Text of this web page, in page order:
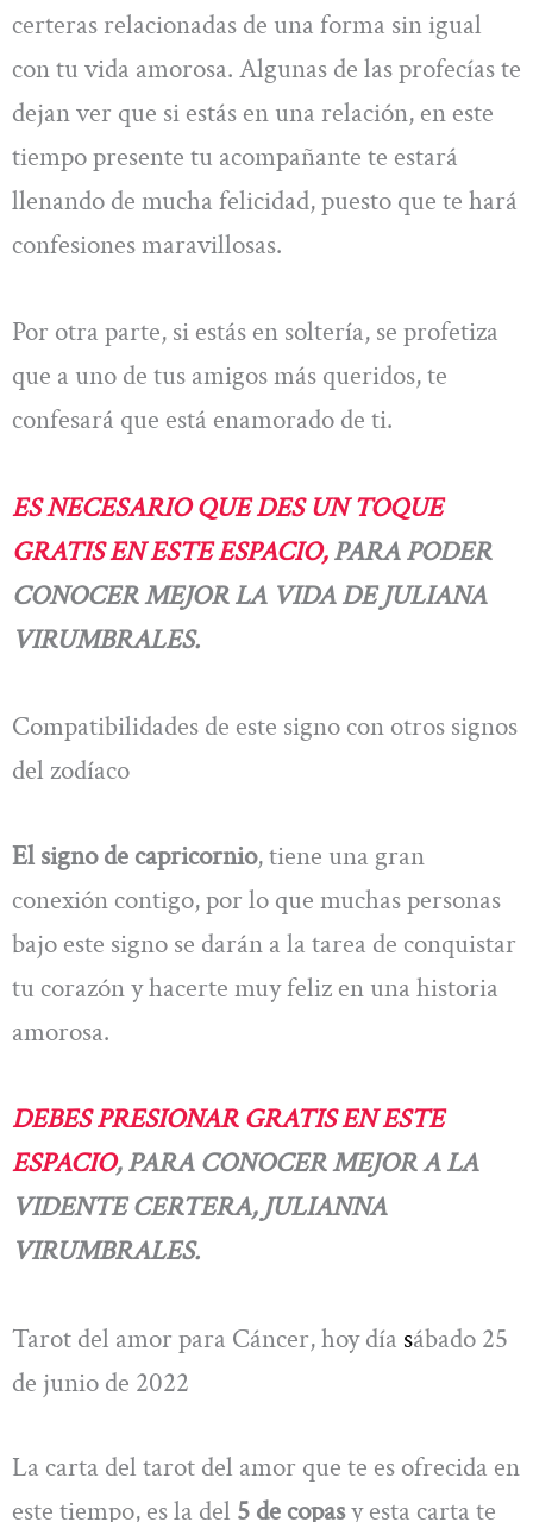
certeras relacionadas de una forma sin igual
con tu vida amorosa. Algunas de las profecías te
dejan ver que si estás en una relación, en este
tiempo presente tu acompañante te estará
llenando de mucha felicidad, puesto que te hará
confesiones maravillosas.
Por otra parte, si estás en soltería, se profetiza
que a uno de tus amigos más queridos, te
confesará que está enamorado de ti.
ES NECESARIO QUE DES UN TOQUE
GRATIS EN ESTE ESPACIO,PARA PODER
CONOCER MEJOR LA VIDA DE JULIANA
VIRUMBRALES.
Compatibilidades de este signo con otros signos
del zodíaco
El signo de capricornio, tiene una gran
conexión contigo, por lo que muchas personas
bajo este signo se darán a la tarea de conquistar
tu corazón y hacerte muy feliz en una historia
amorosa.
DEBES PRESIONAR GRATIS EN ESTE
ESPACIO, PARA CONOCER MEJOR A LA
VIDENTE CERTERA, JULIANNA
VIRUMBRALES.
Tarot del amor para Cáncer, hoy día sábado 25
de junio de 2022
La carta del tarot del amor que te es ofrecida en
este tiempo, es la del 5 de copasy esta carta te